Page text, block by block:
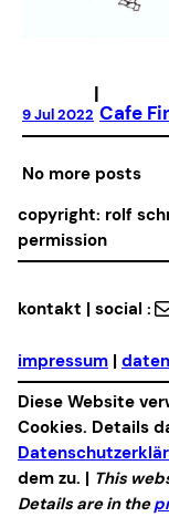
9 Jul 2022
|
Cafe
No more posts
copyright: rolf
permission
kontakt | social : Mail
impressum |
Diese Website
Cookies. Details
dem zu. | This
Details are in the